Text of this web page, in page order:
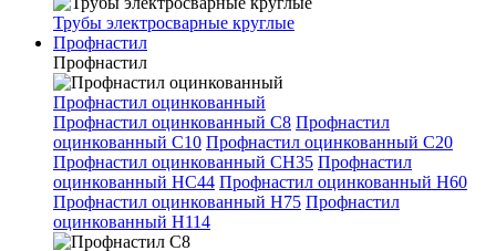
Трубы электросварные круглые
Профнастил
Профнастил
Профнастил оцинкованный
Профнастил оцинкованный С8 Профнастил
оцинкованный С10 Профнастил оцинкованный С20
Профнастил оцинкованный СН35 Профнастил
оцинкованный НС44 Профнастил оцинкованный Н60
Профнастил оцинкованный Н75 Профнастил
оцинкованный Н114